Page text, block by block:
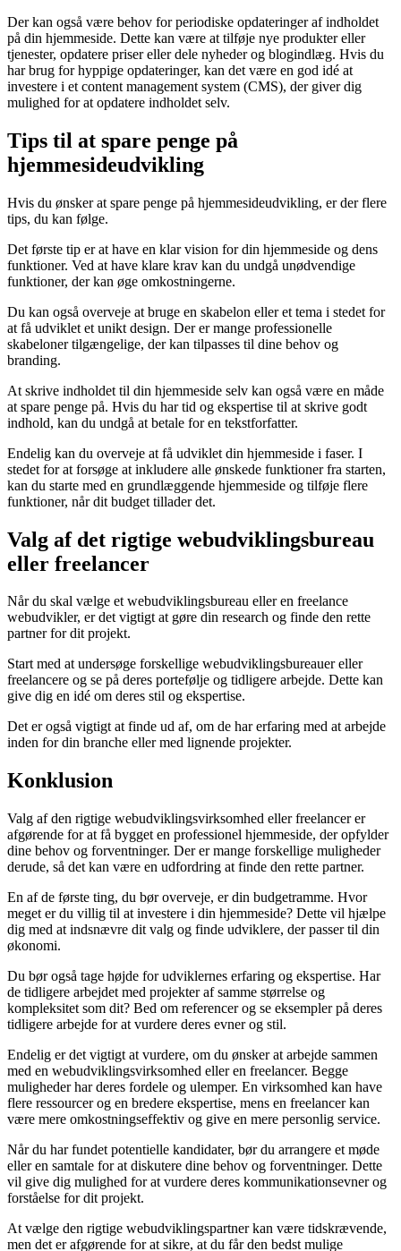
Der kan også være behov for periodiske opdateringer af indholdet
på din hjemmeside. Dette kan være at tilføje nye produkter eller
tjenester, opdatere priser eller dele nyheder og blogindlæg. Hvis du
har brug for hyppige opdateringer, kan det være en god idé at
investere i et content management system (CMS), der giver dig
mulighed for at opdatere indholdet selv.
Tips til at spare penge på
hjemmesideudvikling
Hvis du ønsker at spare penge på hjemmesideudvikling, er der flere
tips, du kan følge.
Det første tip er at have en klar vision for din hjemmeside og dens
funktioner. Ved at have klare krav kan du undgå unødvendige
funktioner, der kan øge omkostningerne.
Du kan også overveje at bruge en skabelon eller et tema i stedet for
at få udviklet et unikt design. Der er mange professionelle
skabeloner tilgængelige, der kan tilpasses til dine behov og
branding.
At skrive indholdet til din hjemmeside selv kan også være en måde
at spare penge på. Hvis du har tid og ekspertise til at skrive godt
indhold, kan du undgå at betale for en tekstforfatter.
Endelig kan du overveje at få udviklet din hjemmeside i faser. I
stedet for at forsøge at inkludere alle ønskede funktioner fra starten,
kan du starte med en grundlæggende hjemmeside og tilføje flere
funktioner, når dit budget tillader det.
Valg af det rigtige webudviklingsbureau
eller freelancer
Når du skal vælge et webudviklingsbureau eller en freelance
webudvikler, er det vigtigt at gøre din research og finde den rette
partner for dit projekt.
Start med at undersøge forskellige webudviklingsbureauer eller
freelancere og se på deres portefølje og tidligere arbejde. Dette kan
give dig en idé om deres stil og ekspertise.
Det er også vigtigt at finde ud af, om de har erfaring med at arbejde
inden for din branche eller med lignende projekter.
Konklusion
Valg af den rigtige webudviklingsvirksomhed eller freelancer er
afgørende for at få bygget en professionel hjemmeside, der opfylder
dine behov og forventninger. Der er mange forskellige muligheder
derude, så det kan være en udfordring at finde den rette partner.
En af de første ting, du bør overveje, er din budgetramme. Hvor
meget er du villig til at investere i din hjemmeside? Dette vil hjælpe
dig med at indsnævre dit valg og finde udviklere, der passer til din
økonomi.
Du bør også tage højde for udviklernes erfaring og ekspertise. Har
de tidligere arbejdet med projekter af samme størrelse og
kompleksitet som dit? Bed om referencer og se eksempler på deres
tidligere arbejde for at vurdere deres evner og stil.
Endelig er det vigtigt at vurdere, om du ønsker at arbejde sammen
med en webudviklingsvirksomhed eller en freelancer. Begge
muligheder har deres fordele og ulemper. En virksomhed kan have
flere ressourcer og en bredere ekspertise, mens en freelancer kan
være mere omkostningseffektiv og give en mere personlig service.
Når du har fundet potentielle kandidater, bør du arrangere et møde
eller en samtale for at diskutere dine behov og forventninger. Dette
vil give dig mulighed for at vurdere deres kommunikationsevner og
forståelse for dit projekt.
At vælge den rigtige webudviklingspartner kan være tidskrævende,
men det er afgørende for at sikre, at du får den bedst mulige